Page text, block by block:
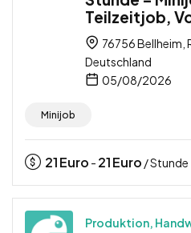
Teilzeitjob,
76756 Bellheim,
Deutschland
05/08/2026
Minijob
21Euro - 21Euro / Stunde
Produktion,